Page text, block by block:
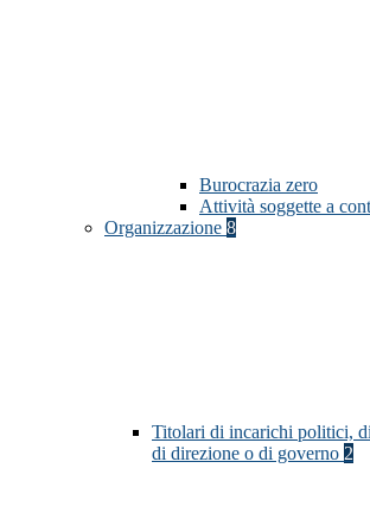
Burocrazia zero
Attività soggette a
Organizzazione 8
Titolari di incarichi politici,
di direzione o di governo 2